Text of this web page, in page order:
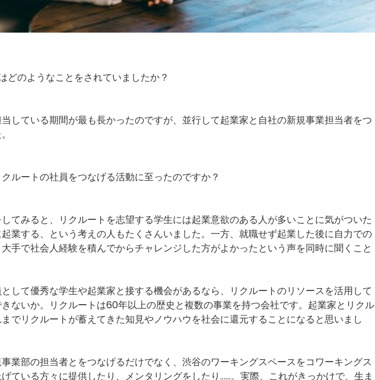
どのようなことをされていましたか？
している期間が最も長かったのですが、並行して起業家と自社の新規事業担当者をつ
ルートの社員をつなげる活動に至ったのですか？
てみると、リクルートを志望する学生には起業意欲のある人が多いことに気がついた
業する、という考えの人もたくさんいました。一方、就職せず起業した後に自力での
手で社会人経験を積んでからチャレンジした方がよかったという声を同時に聞くこと
して優秀な学生や起業家と接する機会があるなら、リクルートのリソースを活用して
ないか。リクルートは60年以上の歴史と複数の事業を持つ会社です。起業家とリクル
でリクルートが蓄えてきた知見やノウハウを社会に還元することになると思いまし
業部の担当者とをつなげるだけでなく、渋谷のワーキングスペースをコワーキングス
ている方々に提供したり、メンタリングをしたり……。実際、これがきっかけで、生ま